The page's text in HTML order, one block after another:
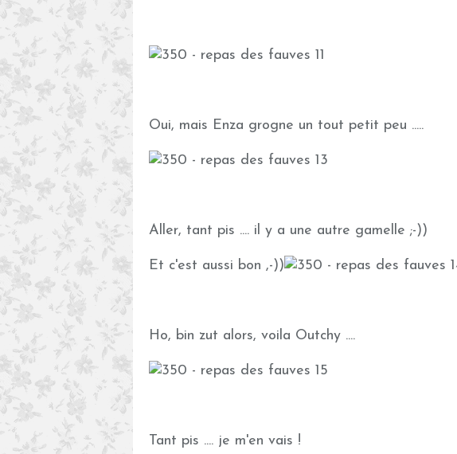
Oui, mais Enza grogne un tout petit peu .....
Aller, tant pis .... il y a une autre gamelle ;-))
Et c'est aussi bon ,-))
Ho, bin zut alors, voila Outchy ....
Tant pis .... je m'en vais !